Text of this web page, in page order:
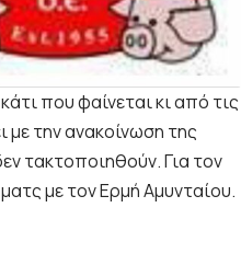
που φαίνεται κι από τις
με την ανακοίνωση της
τακτοποιηθούν. Για τον
με τον Ερμή Αμυνταίου.